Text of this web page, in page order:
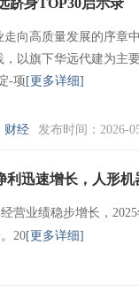
跻身TOP30启示录
走向高质量发展的序章
，以旗下华远代建为主
-项 [更多详细]
财经 发布时间：2026-
利迅速增长，人形
营业绩稳步增长，
20[更多详细]